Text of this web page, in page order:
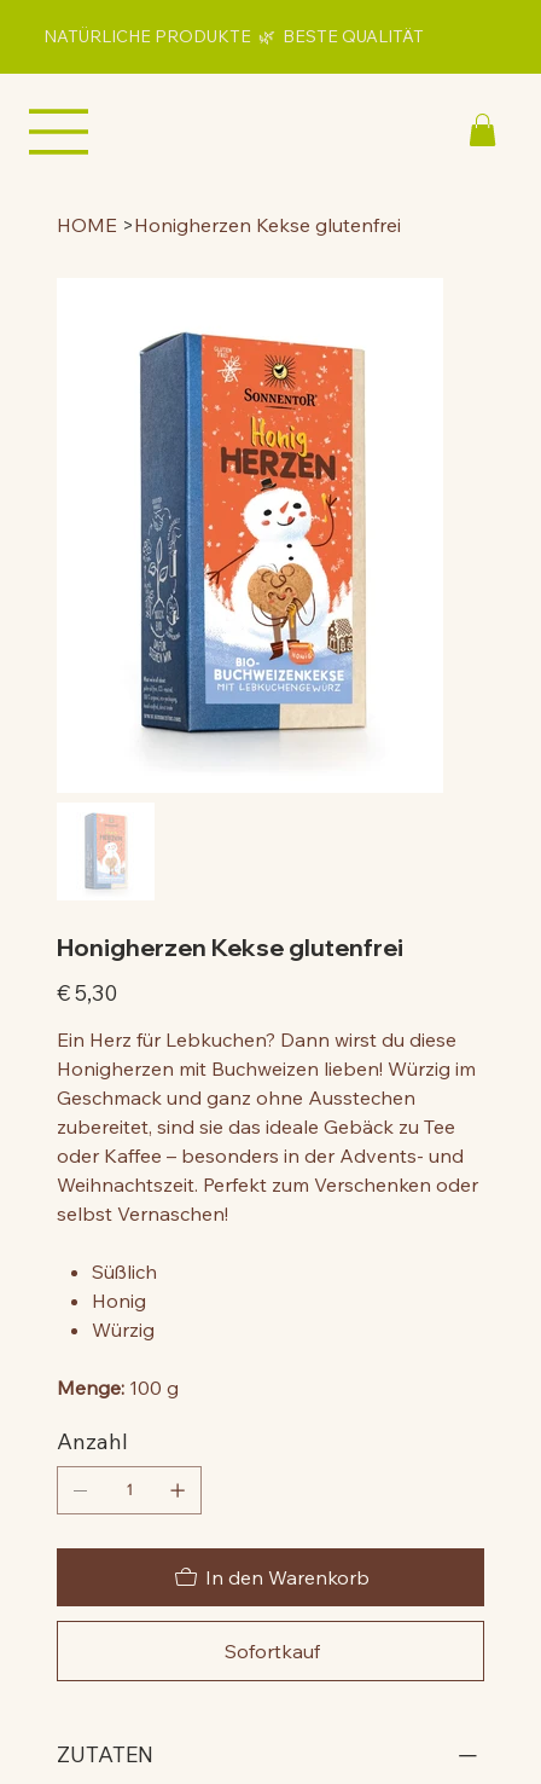
NATÜRLICHE PRODUKTE 🌿 BESTE QUALITÄT
HOME >Honigherzen Kekse glutenfrei
Honigherzen Kekse glutenfrei
Preis
€ 5,30
Ein Herz für Lebkuchen? Dann wirst du diese
Honigherzen mit Buchweizen lieben! Würzig im
Geschmack und ganz ohne Ausstechen
zubereitet, sind sie das ideale Gebäck zu Tee
oder Kaffee – besonders in der Advents- und
Weihnachtszeit. Perfekt zum Verschenken oder
selbst Vernaschen!
Süßlich
Honig
Würzig
Menge: 100 g
Anzahl
In den Warenkorb
Sofortkauf
ZUTATEN